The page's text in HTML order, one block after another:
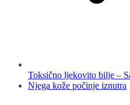
Toksično ljekovito bilje –
Njega kože počinje iznutra